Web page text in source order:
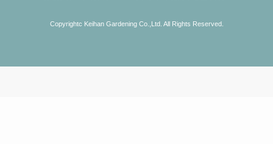
Copyrightc Keihan Gardening Co.,Ltd. All Rights Reserved.